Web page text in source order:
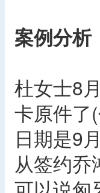
案例分析
杜女士8
卡原件了
日期是9
从签约乔